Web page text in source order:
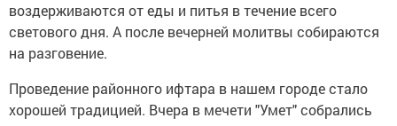
воздерживаются от еды и питья в течение всего
светового дня. А после вечерней молитвы собираются
на разговение.
Проведение районного ифтара в нашем городе стало
хорошей традицией. Вчера в мечети "Умет" собрались